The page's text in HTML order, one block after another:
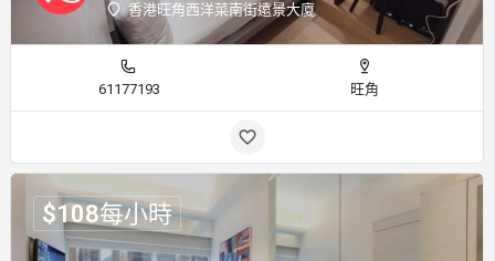
香港旺角西洋菜南街遠景大廈
61177193 旺角
$108每小時